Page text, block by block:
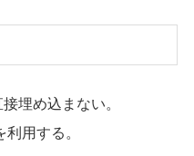
埋め込まない。
用する。